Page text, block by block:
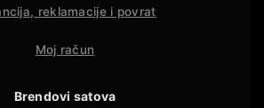
reklamacije i povrat
Moj račun
Brendovi satova